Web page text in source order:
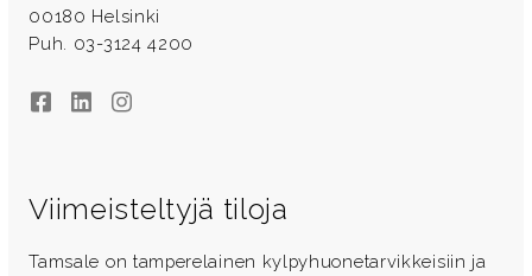
00180 Helsinki
Puh. 03-3124 4200
FacebookLinkedInInstagram
Viimeisteltyjä tiloja
Tamsale on tamperelainen kylpyhuonetarvikkeisiin ja